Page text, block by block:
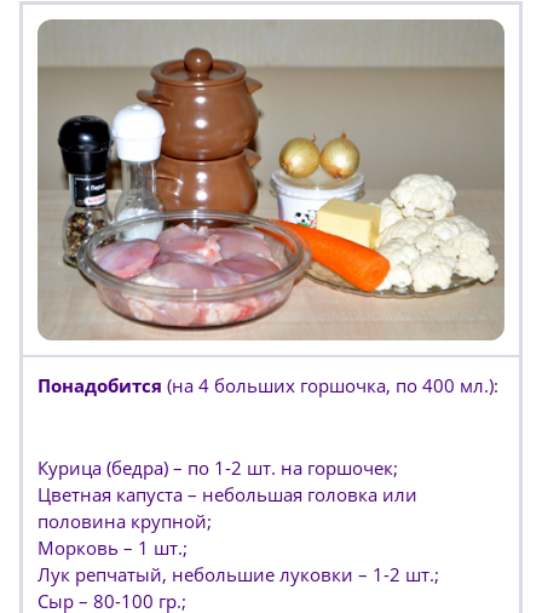
Понадобится (на 4 больших горшочка, по 400 мл.):
Курица (бедра) – по 1-2 шт. на горшочек;
Цветная капуста – небольшая головка или
половина крупной;
Морковь – 1 шт.;
Лук репчатый, небольшие луковки – 1-2 шт.;
Сыр – 80-100 гр.;